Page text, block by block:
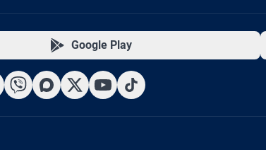
Google Play